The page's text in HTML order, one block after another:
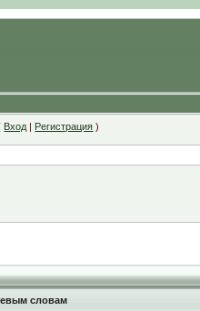
Вход | Регистрация )
словам